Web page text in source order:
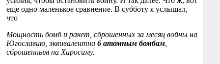
еще одно маленькое сравнение. В субботу я услышал,
что
Мощность бомб и ракет, сброшенных за месяц войны на
Югославию, эквивалентна 6 атомным бомбам
сброшенным на Хиросиму.